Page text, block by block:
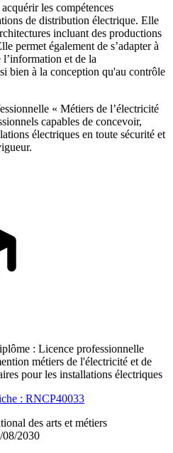
les compétences
de distribution électrique. Elle
incluant des productions
permet également de s’adapter à
et de la
bien à la conception qu'au contrôle
« Métiers de l’électricité
capables de concevoir,
électriques en toute sécurité et
: Licence professionnelle
métiers de l'électricité et de
pour les installations électriques
: RNCP40033
des arts et métiers
08/2030